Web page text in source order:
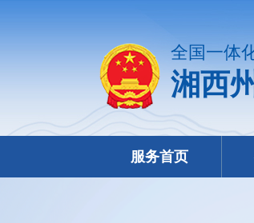
全国一体
湘西
服务首页